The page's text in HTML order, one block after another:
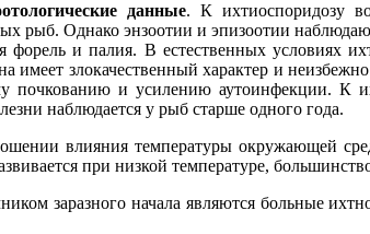
данные. К ихтиоспоридозу
рыб. Однако энзоотии и эпизоотии
форель и палия. В естественных условиях
имеет злокачественный характер и
почкованию и усилению аутоинфекции. К
наблюдается у рыб старше одного года.
влияния температуры окружающей
при низкой температуре,
заразного начала являются больные